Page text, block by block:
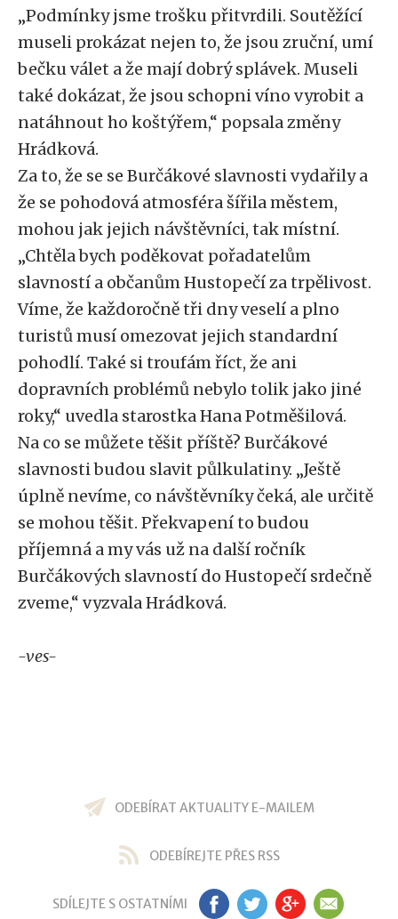
„Podmínky jsme trošku přitvrdili. Soutěžící
museli prokázat nejen to, že jsou zruční, umí
bečku válet a že mají dobrý splávek. Museli
také dokázat, že jsou schopni víno vyrobit a
natáhnout ho koštýřem,“ popsala změny
Hrádková.
Za to, že se se Burčákové slavnosti vydařily a
že se pohodová atmosféra šířila městem,
mohou jak jejich návštěvníci, tak místní.
„Chtěla bych poděkovat pořadatelům
slavností a občanům Hustopečí za trpělivost.
Víme, že každoročně tři dny veselí a plno
turistů musí omezovat jejich standardní
pohodlí. Také si troufám říct, že ani
dopravních problémů nebylo tolik jako jiné
roky,“ uvedla starostka Hana Potměšilová.
Na co se můžete těšit příště? Burčákové
slavnosti budou slavit půlkulatiny. „Ještě
úplně nevíme, co návštěvníky čeká, ale určitě
se mohou těšit. Překvapení to budou
příjemná a my vás už na další ročník
Burčákových slavností do Hustopečí srdečně
zveme,“ vyzvala Hrádková.
-ves-
ODEBÍRAT AKTUALITY E-MAILEM
ODEBÍREJTE PŘES RSS
SDÍLEJTE S OSTATNÍMI FB TW GP EM